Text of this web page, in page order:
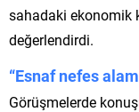
sahadaki ekonomik
değerlendirdi.
“Esnaf nefes
Görüşmelerde